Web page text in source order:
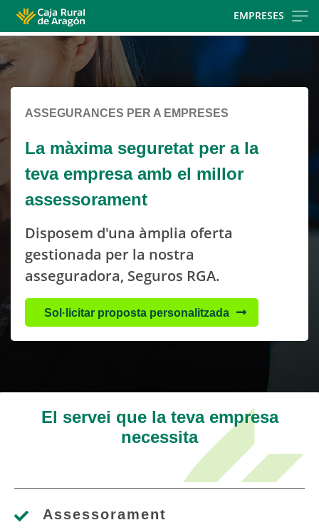
EMPRESES
Cargando
contenido,
espere...
ASSEGURANCES PER A EMPRESES
La màxima seguretat per a la
teva empresa amb el millor
assessorament
Disposem d'una àmplia oferta
gestionada per la nostra
asseguradora, Seguros RGA.
Sol·licitar proposta personalitzada
El servei que la teva empresa
necessita
Assessorament